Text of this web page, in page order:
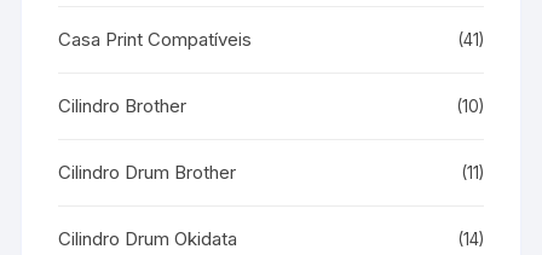
Casa Print Compatíveis (41)
Cilindro Brother (10)
Cilindro Drum Brother (11)
Cilindro Drum Okidata (14)